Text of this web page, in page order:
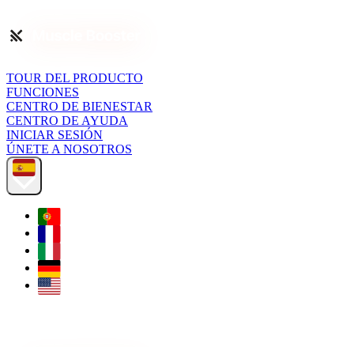
TOUR DEL PRODUCTO
FUNCIONES
CENTRO DE BIENESTAR
CENTRO DE AYUDA
INICIAR SESIÓN
ÚNETE A NOSOTROS